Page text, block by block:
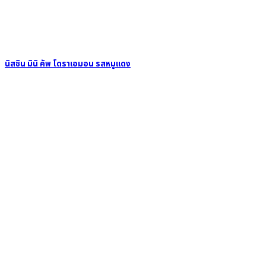
นิสชิน มินิ คัพ โดราเอมอน รสหมูแดง